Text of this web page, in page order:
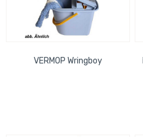
VERMOP Wringboy